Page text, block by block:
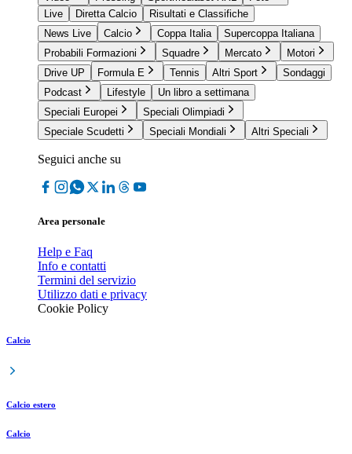
Live
Diretta Calcio
Risultati e Classifiche
News Live
Calcio Coppa Italia
Supercoppa Italiana
Probabili Formazioni
Squadre Mercato
Motori
Drive UP
Formula E Tennis Altri Sport
Sondaggi
Podcast
Lifestyle
Un libro a settimana
Speciali Europei
Speciali Olimpiadi
Speciale Scudetti
Speciali Mondiali Altri Speciali
Seguici anche su
Area personale
Help e Faq
Info e contatti
Termini del servizio
Utilizzo dati e privacy
Cookie Policy
Calcio
Calcio estero
Calcio